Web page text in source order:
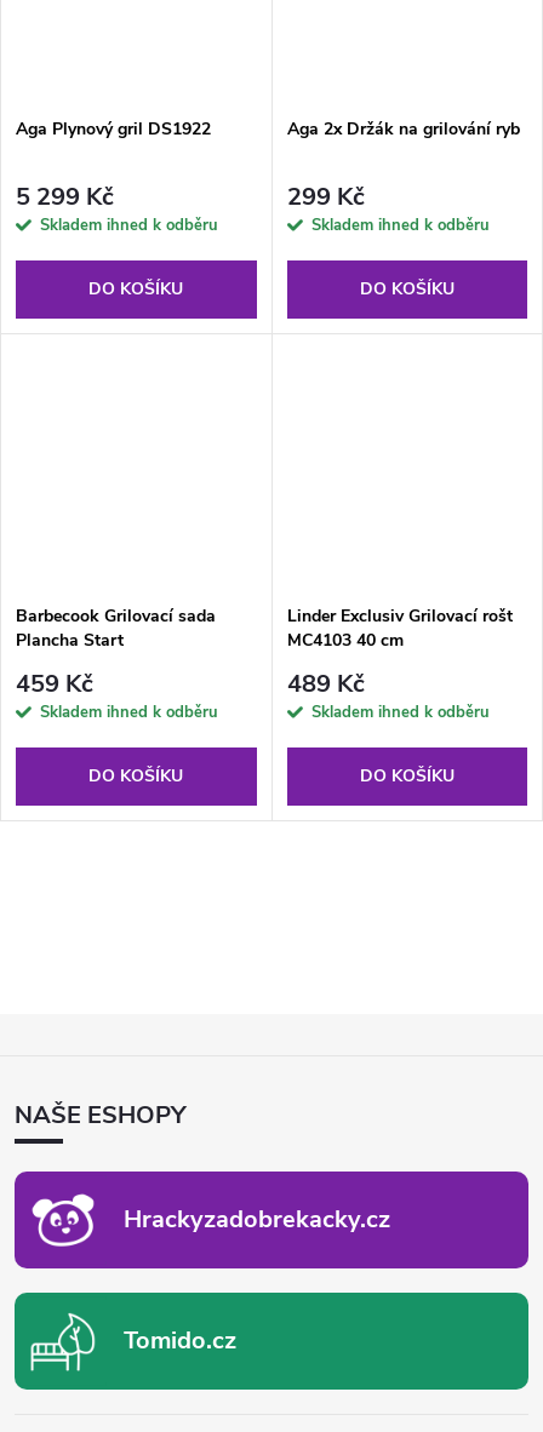
Aga Plynový gril DS1922
5 299 Kč
Skladem ihned k odběru
DO KOŠÍKU
Aga 2x Držák na grilování ryb
299 Kč
Skladem ihned k odběru
DO KOŠÍKU
Barbecook Grilovací sada
Plancha Start
459 Kč
Skladem ihned k odběru
DO KOŠÍKU
Linder Exclusiv Grilovací rošt
MC4103 40 cm
489 Kč
Skladem ihned k odběru
DO KOŠÍKU
a
c
p
v
ANAŠE ESHOPY
Hrackyzadobrekacky.cz
Tomido.cz